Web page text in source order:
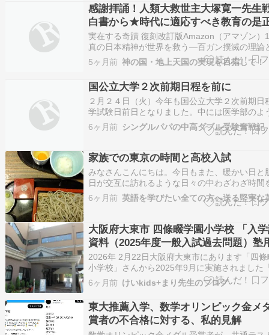
して、現大学３年生への採用活動もピーク期…
感謝拝誦！人類大救世主大塚寛一先生
白書から★時代に適応すべき教育の是
実在する奇蹟 復刻改訂版Amazon（アマゾン）
真の日本精神が世界を救う―百ガン撲滅の理論
Amazon（アマゾン）1,900〜19,890円 ★時代
すべき教育の是正 国民の教育は、国家の盛衰
る影響あり。その教育にも種々あるが大別すれ
校教育…
5ヶ月前 神の国・地上天国の実現を目指して！
国公立大学２次前期日程を前に
２月２４日（火）今年も国公立大学２次前期日
学試験日前日となりました。中には医学部のよ
接日を含めて試験が３日間のところもあります
に１日だけのところもありますが、多くは２５
は、すでに１ヶ月以上が経過。国公立大学だ…
6ヶ月前 シングルパパの中高ダブル受験奮戦記
家族での東京の時間と高校入試
みなさんこんにちは。今日もまた、暖かい日と
日が交互に訪れるような日々の中わざわざ時間
てまでここまでお越しいただき、本当にありが
ざいます。感謝です。今月は家族が東京に来て
たからです。私がいま一人で住んでいるアパ…
6ヶ月前
大阪府大東市 四條畷学園小学校 「入
資料（2025年度一般入試過去問題）塾
介
2026年 2月22日大阪府大東市にあります「四
小学校」さんから2025年9月に実施されました
年度一般入学試験問題 塾用」内容を頂戴しま
で、紹介いたします。 四條畷学園小学校 正門
学園小学校のHPはこちらにリンクしています
入学試験について…
6ヶ月前 けいkids+まり先生のブログ
東大推薦入学、数学オリンピック金メ
賞者の不合格に対する、私的見解